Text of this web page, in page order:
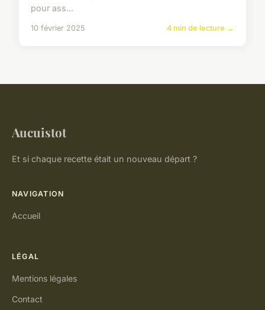
pour ass...
10 février 2025 4 min de lecture →
Aucuistot
Et si chaque recette était un nouveau départ ?
NAVIGATION
Accueil
LÉGAL
Mentions légales
Contact